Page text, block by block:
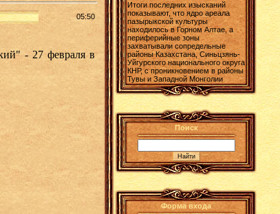
05:50
- 27 февраля в
Итоги последних изысканий
показывают, что ядро ареала
пазырыкской культуры
находилось в Горном Алтае, а
периферийные зоны
захватывали сопредельные
районы Казахстана, Синьцзянь-
Уйгурского национального округа
КНР, с проникновением в районы
Тувы и Западной Монголии
Поиск
Форма входа